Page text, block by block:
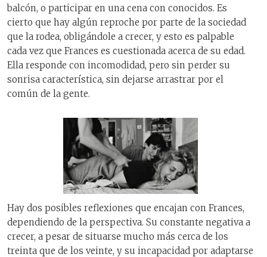
balcón, o participar en una cena con conocidos. Es
cierto que hay algún reproche por parte de la sociedad
que la rodea, obligándole a crecer, y esto es palpable
cada vez que Frances es cuestionada acerca de su edad.
Ella responde con incomodidad, pero sin perder su
sonrisa característica, sin dejarse arrastrar por el
común de la gente.
Hay dos posibles reflexiones que encajan con Frances,
dependiendo de la perspectiva. Su constante negativa a
crecer, a pesar de situarse mucho más cerca de los
treinta que de los veinte, y su incapacidad por adaptarse